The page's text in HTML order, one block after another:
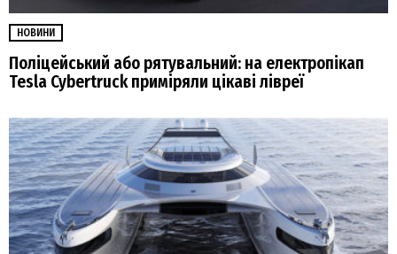
НОВИНИ
Поліцейський або рятувальний: на електропікап
Tesla Cybertruck приміряли цікаві лівреї